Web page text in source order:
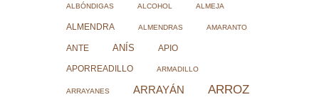
ALBÓNDIGAS ALCOHOL ALMEJA
ALMENDRA ALMENDRAS AMARANTO
ANTE ANÍS APIO
APORREADILLO ARMADILLO
ARRAYANES ARRAYÁN ARROZ